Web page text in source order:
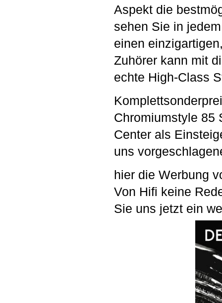
Aspekt die
sehen Sie in
einen
Zuhörer kann mit
echte High-Class
Chromiumstyle 85
Center als
uns
hier die Werbung
Von Hifi keine
Sie uns jetzt ein